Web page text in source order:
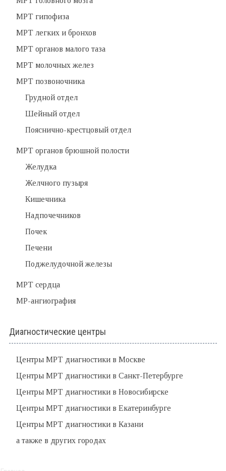
МРТ гипофиза
МРТ легких и бронхов
МРТ органов малого таза
МРТ молочных желез
МРТ позвоночника
Грудной отдел
Шейный отдел
Пояснично-крестцовый отдел
МРТ органов брюшной полости
Желудка
Желчного пузыря
Кишечника
Надпочечников
Почек
Печени
Поджелудочной железы
МРТ сердца
МР-ангиография
Диагностические центры
Центры МРТ диагностики в Москве
Центры МРТ диагностики в Санкт-Петербурге
Центры МРТ диагностики в Новосибирске
Центры МРТ диагностики в Екатеринбурге
Центры МРТ диагностики в Казани
а также в других городах